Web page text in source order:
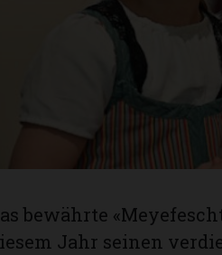
bewährte
Jahr seinen